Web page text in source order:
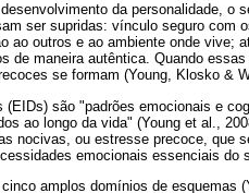
da personalidade, o
ser supridas: vínculo seguro com
ao outros e ao ambiente onde vive;
de maneira autêntica. Quando
se formam (Young, Klosko &
são "padrões emocionais e
ao longo da vida" (Young et al.,
nocivas, ou estresse precoce, que
emocionais essenciais do
amplos domínios de esquemas